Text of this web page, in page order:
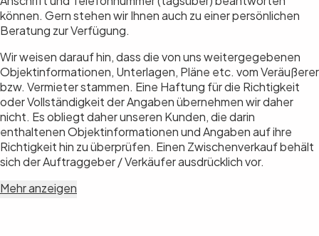
können. Gern stehen wir Ihnen auch zu einer persönlichen
Beratung zur Verfügung.
Wir weisen darauf hin, dass die von uns weitergegebenen
Objektinformationen, Unterlagen, Pläne etc. vom Veräußerer
bzw. Vermieter stammen. Eine Haftung für die Richtigkeit
oder Vollständigkeit der Angaben übernehmen wir daher
nicht. Es obliegt daher unseren Kunden, die darin
enthaltenen Objektinformationen und Angaben auf ihre
Richtigkeit hin zu überprüfen. Einen Zwischenverkauf behält
sich der Auftraggeber / Verkäufer ausdrücklich vor.
Mehr anzeigen